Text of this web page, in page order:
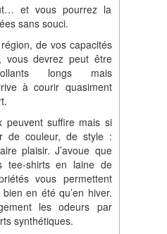
et vous pourrez la
sans souci.
de vos capacités
vous devrez peut être
longs mais
à courir quasiment
peuvent suffire mais si
de couleur, de style :
plaisir. J’avoue que
tee-shirts en laine de
vous permettent
en été qu’en hiver.
les odeurs par
synthétiques.